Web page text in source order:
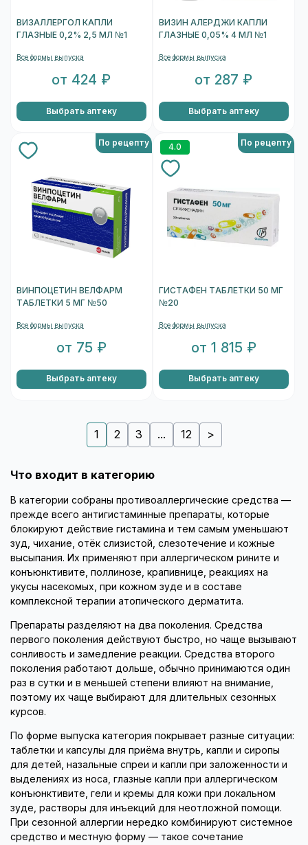
ВИЗАЛЛЕРГОЛ КАПЛИ
ГЛАЗНЫЕ 0,2% 2,5 МЛ №1
Все формы выпуска
от 424 ₽
Выбрать аптеку
ВИЗИН АЛЕРДЖИ КАПЛИ
ГЛАЗНЫЕ 0,05% 4 МЛ №1
Все формы выпуска
от 287 ₽
Выбрать аптеку
По рецепту
ВИНПОЦЕТИН ВЕЛФАРМ
ТАБЛЕТКИ 5 МГ №50
Все формы выпуска
от 75 ₽
Выбрать аптеку
4.0 По рецепту
ГИСТАФЕН ТАБЛЕТКИ 50 МГ
№20
Все формы выпуска
от 1 815 ₽
Выбрать аптеку
1 2 3 ... 12 >
Что входит в категорию
В категории собраны противоаллергические средства —
прежде всего антигистаминные препараты, которые
блокируют действие гистамина и тем самым уменьшают
зуд, чихание, отёк слизистой, слезотечение и кожные
высыпания. Их применяют при аллергическом рините и
конъюнктивите, поллинозе, крапивнице, реакциях на
укусы насекомых, при кожном зуде и в составе
комплексной терапии атопического дерматита.
Препараты разделяют на два поколения. Средства
первого поколения действуют быстро, но чаще вызывают
сонливость и замедление реакции. Средства второго
поколения работают дольше, обычно принимаются один
раз в сутки и в меньшей степени влияют на внимание,
поэтому их чаще выбирают для длительных сезонных
курсов.
По форме выпуска категория покрывает разные ситуации:
таблетки и капсулы для приёма внутрь, капли и сиропы
для детей, назальные спреи и капли при заложенности и
выделениях из носа, глазные капли при аллергическом
конъюнктивите, гели и кремы для кожи при локальном
зуде, растворы для инъекций для неотложной помощи.
При сезонной аллергии нередко комбинируют системное
средство и местную форму — такое сочетание